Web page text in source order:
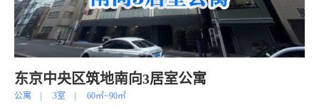
东京中央区筑地南向3居室公寓
公寓 3室 60㎡~90㎡